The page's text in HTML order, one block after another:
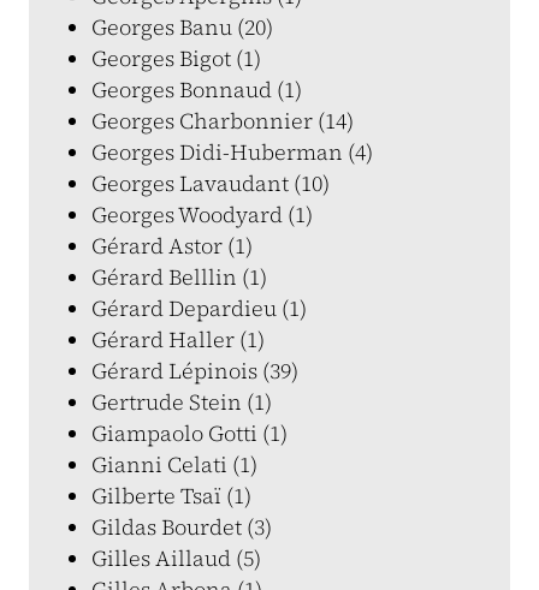
Georges Banu (20)
Georges Bigot (1)
Georges Bonnaud (1)
Georges Charbonnier (14)
Georges Didi-Huberman (4)
Georges Lavaudant (10)
Georges Woodyard (1)
Gérard Astor (1)
Gérard Belllin (1)
Gérard Depardieu (1)
Gérard Haller (1)
Gérard Lépinois (39)
Gertrude Stein (1)
Giampaolo Gotti (1)
Gianni Celati (1)
Gilberte Tsaï (1)
Gildas Bourdet (3)
Gilles Aillaud (5)